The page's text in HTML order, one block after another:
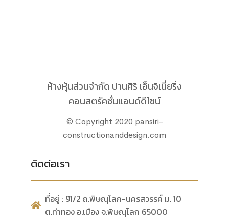
ห้างหุ้นส่วนจำกัด ปานศิริ เอ็นจิเนี่ยริ่ง
คอนสตรัคชั่นแอนด์ดีไซน์
© Copyright 2020 pansiri-
constructionanddesign.com
ติดต่อเรา
ที่อยู่ : 91/2 ถ.พิษณุโลก-นครสวรรค์ ม. 10
ต.ท่าทอง อ.เมือง จ.พิษณุโลก 65000